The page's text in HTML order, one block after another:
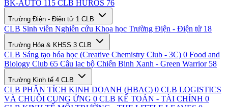
BK-AUTO 115 CLB HUROS 76
Trường Điện - Điện tử 1 CLB
CLB Sinh viên Nghiên cứu Khoa học Trường Điện - Điện tử 18
Trường Hóa & KHSS 3 CLB
CLB Sáng tạo hóa học (Creative Chemistry Club - 3C) 0 Food and
Biology Club 65 Câu lạc bộ Chiến Binh Xanh - Green Warrior 58
Trường Kinh tế 4 CLB
CLB PHÂN TÍCH KINH DOANH (HBAC) 0 CLB LOGISTICS
VÀ CHUỖI CUNG ỨNG 0 CLB KẾ TOÁN - TÀI CHÍNH 0